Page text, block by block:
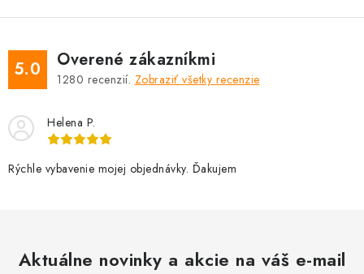
5.0 Overené zákazníkmi
1280 recenzií. Zobraziť všetky recenzie
Helena P.
Rýchle vybavenie mojej objednávky. Ďakujem
Aktuálne novinky a akcie na váš e-mail